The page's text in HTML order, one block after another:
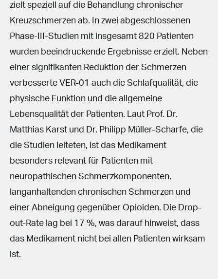
zielt speziell auf die Behandlung chronischer
Kreuzschmerzen ab. In zwei abgeschlossenen
Phase-III-Studien mit insgesamt 820 Patienten
wurden beeindruckende Ergebnisse erzielt. Neben
einer signifikanten Reduktion der Schmerzen
verbesserte VER-01 auch die Schlafqualität, die
physische Funktion und die allgemeine
Lebensqualität der Patienten. Laut Prof. Dr.
Matthias Karst und Dr. Philipp Müller-Scharfe, die
die Studien leiteten, ist das Medikament
besonders relevant für Patienten mit
neuropathischen Schmerzkomponenten,
langanhaltenden chronischen Schmerzen und
einer Abneigung gegenüber Opioiden. Die Drop-
out-Rate lag bei 17 %, was darauf hinweist, dass
das Medikament nicht bei allen Patienten wirksam
ist.